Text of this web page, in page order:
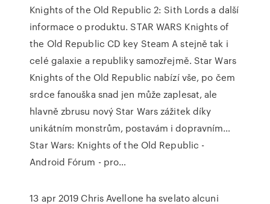
Knights of the Old Republic 2: Sith Lords a další
informace o produktu. STAR WARS Knights of
the Old Republic CD key Steam A stejně tak i
celé galaxie a republiky samozřejmě. Star Wars
Knights of the Old Republic nabízí vše, po čem
srdce fanouška snad jen může zaplesat, ale
hlavně zbrusu nový Star Wars zážitek díky
unikátním monstrům, postavám i dopravním…
Star Wars: Knights of the Old Republic -
Android Fórum - pro…
13 apr 2019 Chris Avellone ha svelato alcuni